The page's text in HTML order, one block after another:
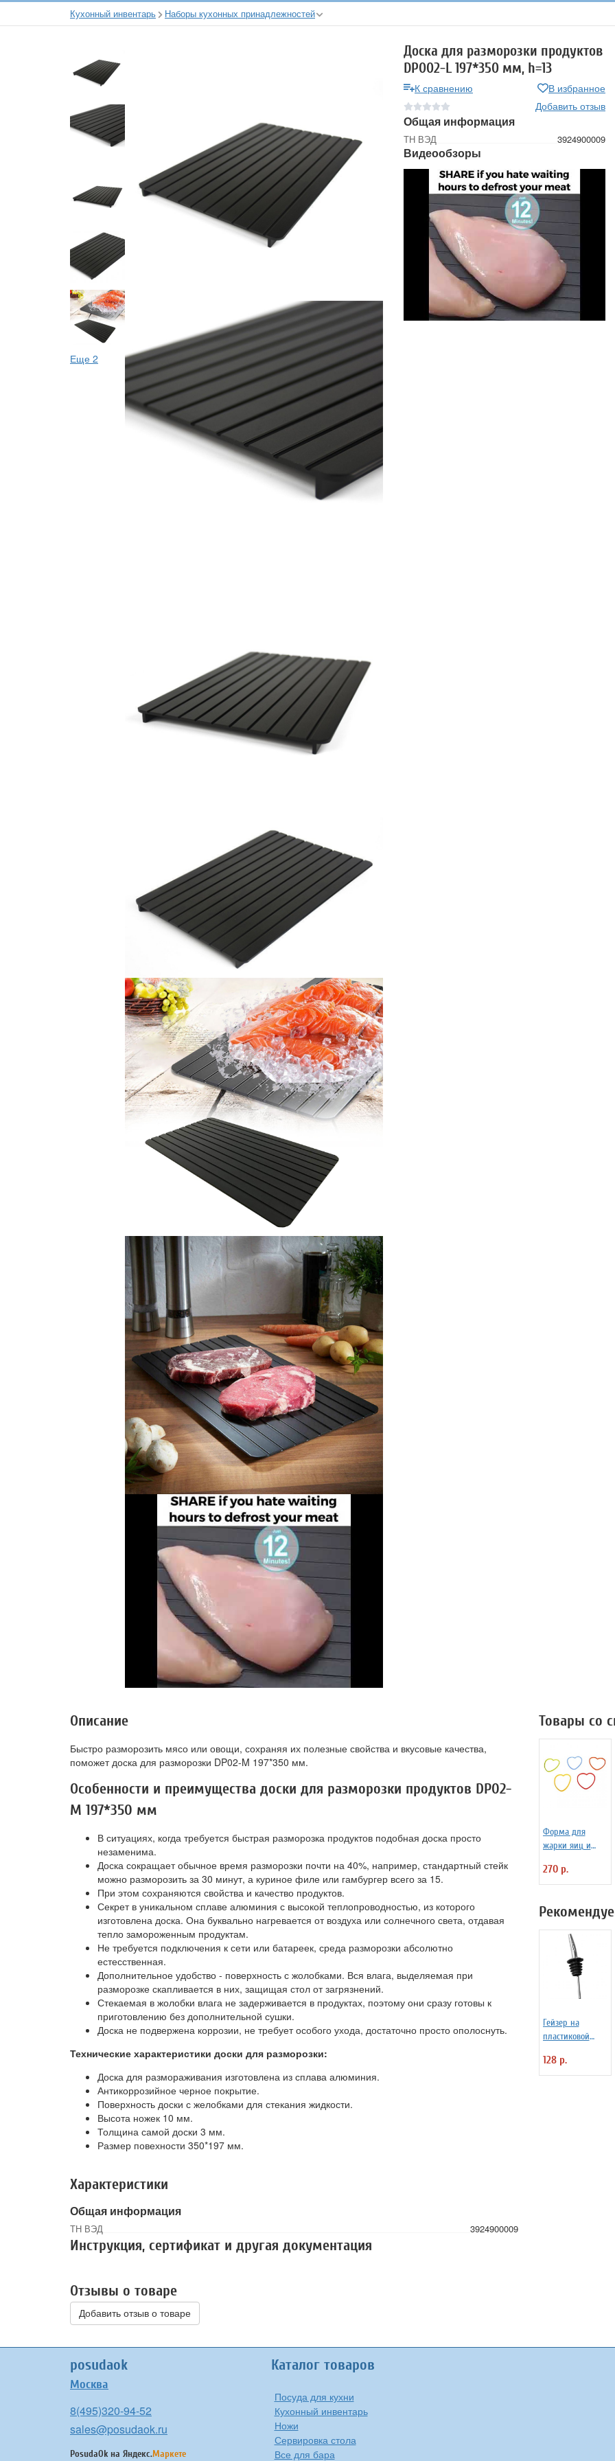
Кухонный инвентарь Наборы кухонных принадлежностей
Еще 2
Доска для разморозки продуктов
DP002-L 197*350 мм, h=13
К сравнению
В избранное
Добавить отзыв
Общая информация
ТН ВЭД 3924900009
Видеообзоры
Описание
Быстро разморозить мясо или овощи, сохраняя их полезные свойства и вкусовые качества,
поможет доска для разморозки DP02-M 197*350 мм.
Особенности и преимущества доски для разморозки продуктов DP02-
M 197*350 мм
В ситуациях, когда требуется быстрая разморозка продуктов подобная доска просто
незаменима.
Доска сокращает обычное время разморозки почти на 40%, например, стандартный стейк
можно разморозить за 30 минут, а куриное филе или гамбургер всего за 15.
При этом сохраняются свойства и качество продуктов.
Секрет в уникальном сплаве алюминия с высокой теплопроводностью, из которого
изготовлена доска. Она буквально нагревается от воздуха или солнечного света, отдавая
тепло замороженным продуктам.
Не требуется подключения к сети или батареек, среда разморозки абсолютно
естесственная.
Дополнительное удобство - поверхность с жолобками. Вся влага, выделяемая при
разморозке скапливается в них, защищая стол от загрязнений.
Стекаемая в жолобки влага не задерживается в продуктах, поэтому они сразу готовы к
приготовлению без дополнительной сушки.
Доска не подвержена коррозии, не требует особого ухода, достаточно просто ополоснуть.
Технические характеристики доски для разморозки:
Доска для размораживания изготовлена из сплава алюминия.
Антикоррозийное черное покрытие.
Поверхность доски с желобками для стекания жидкости.
Высота ножек 10 мм.
Толщина самой доски 3 мм.
Размер повехности 350*197 мм.
Характеристики
Общая информация
ТН ВЭД 3924900009
Инструкция, сертификат и другая документация
Товары со
Форма для
жарки яиц и
силиконовая
Любовь
270 р.
Гейзер на
пластиковой
«Проотель»
D=28/15 мм L=110
128 р.
Отзывы о товаре
Добавить отзыв о товаре
posudaok
Москва
8(495)320-94-52
sales@posudaok.ru
PosudaOk на Яндекс.Маркете
Каталог товаров
Посуда для кухни
Кухонный инвентарь
Ножи
Сервировка стола
Все для бара